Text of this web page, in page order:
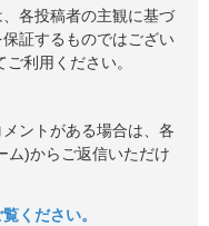
各投稿者の主観に基づ
証するものではござい
利用ください。
ントがある場合は、各
ム)からご返信いただけ
ください。